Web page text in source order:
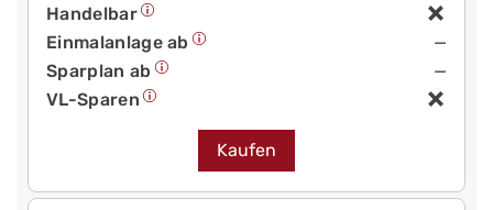
Handelbar
Einmalanlage ab
—
Sparplan ab
—
VL-Sparen
Kaufen